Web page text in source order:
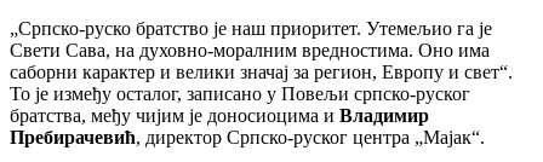
Link
Share
„Српско-руско братство је наш приоритет. Утемељио га је
Свети Сава, на духовно-моралним вредностима. Оно има
саборни карактер и велики значај за регион, Европу и свет“.
То је између осталог, записано у Повељи српско-руског
братства, међу чијим је доносиоцима и Владимир
Пребирачевић, директор Српско-руског центра „Мајак“.